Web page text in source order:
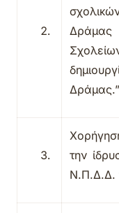
Δράμας.”
την
Ν.Π.Δ.Δ.